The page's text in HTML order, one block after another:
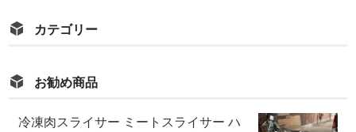
カテゴリー
お勧め商品
冷凍肉スライサー ミートスライサー ハ